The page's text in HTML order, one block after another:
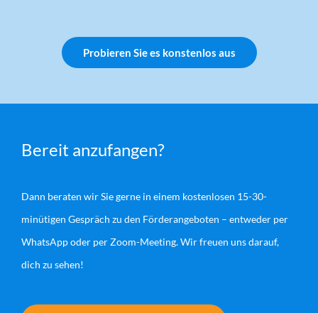
Probieren Sie es konstenlos aus
Bereit anzufangen?
Dann beraten wir Sie gerne in einem kostenlosen 15-30-
minütigen Gespräch zu den Förderangeboten – entweder per
WhatsApp oder per Zoom-Meeting. Wir freuen uns darauf,
dich zu sehen!